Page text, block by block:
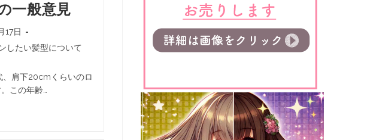
一般意見
17日
したい髪型について
、肩下20cmくらいのロ
この年齢…